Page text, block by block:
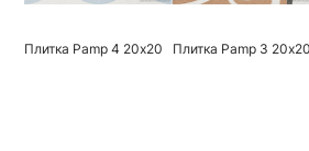
Плитка Pamp 4 20х20 Плитка Pamp 3 20х20